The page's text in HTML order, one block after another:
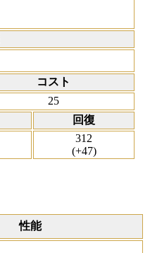
コスト
25
回復
312
(+47)
性能